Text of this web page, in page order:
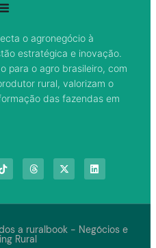
o agronegócio à
estratégica e inovação.
para o agro brasileiro, com
rural, valorizam o
das fazendas em
a ruralbook - Negócios e
Rural